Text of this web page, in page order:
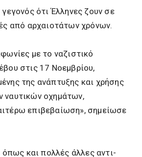
ότι Έλληνες ζουν σε
από αρχαιοτάτων χρόνων.
με το ναζιστικό
στις 17 Νοεμβρίου,
της ανάπτυξης και χρήσης
ναυτικών οχημάτων,
επιβεβαίωση», σημείωσε
όπως και πολλές άλλες αντι-